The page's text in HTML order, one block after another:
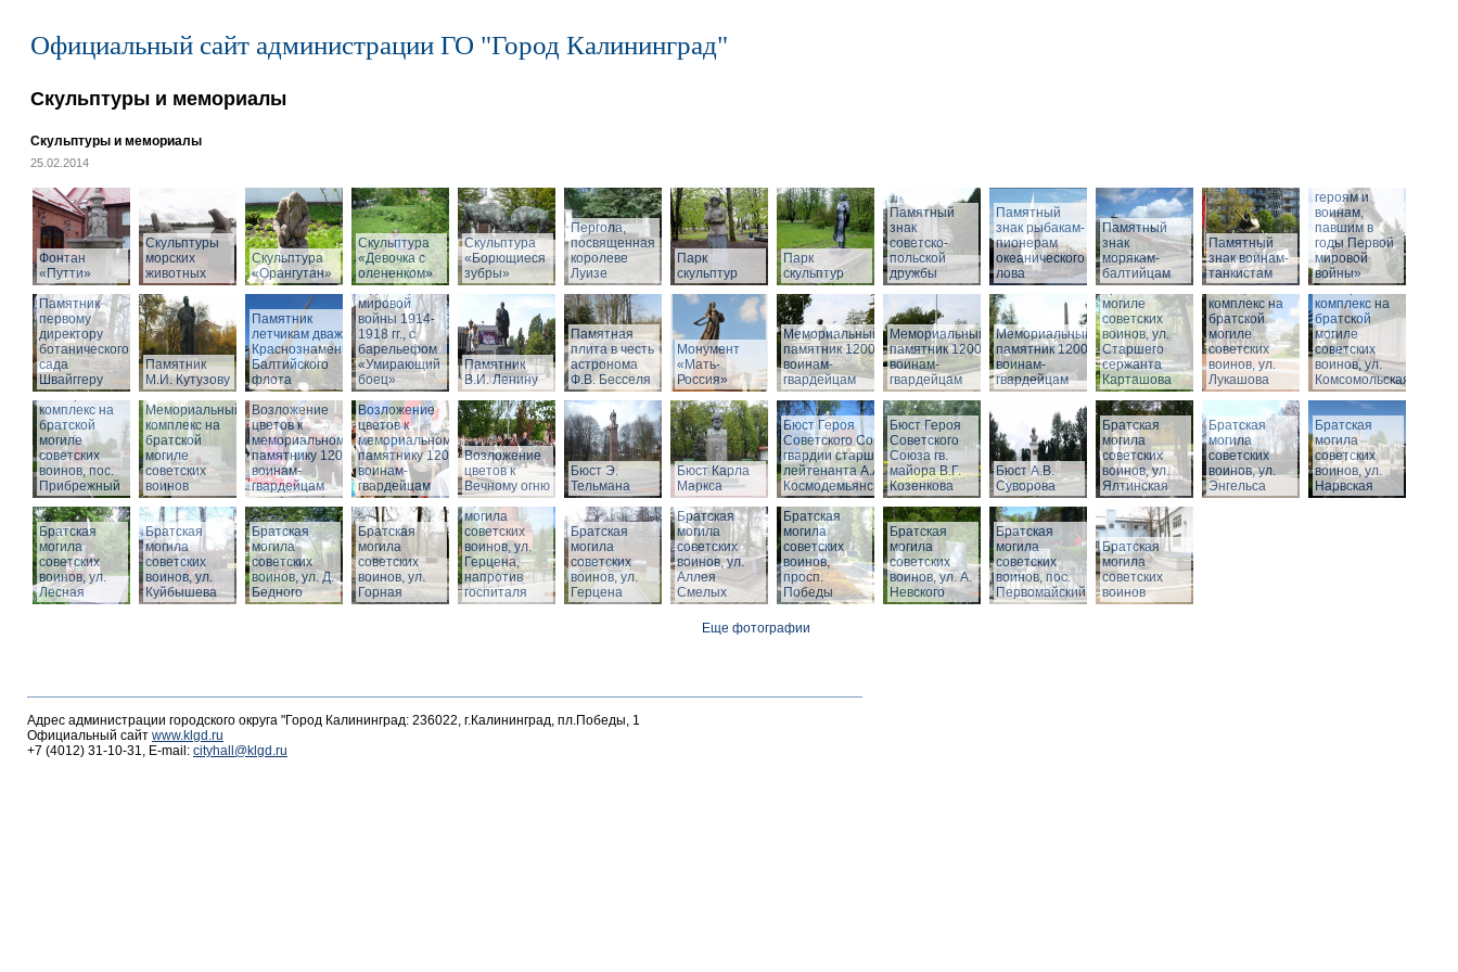
Официальный сайт администрации ГО "Город Калининград"
Скульптуры и мемориалы
Скульптуры и мемориалы
25.02.2014
Фонтан
«Путти»
Скульптуры
морских
животных
Скульптура
«Орангутан»
Скульптура
«Девочка с
олененком»
Скульптура
«Борющиеся
зубры»
Пергола,
посвященная
королеве
Луизе
Парк
скульптур
Парк
скульптур
Памятный
знак
советско-
польской
дружбы
Памятный
знак рыбакам-
пионерам
океанического
лова
Памятный
знак
морякам-
балтийцам
Памятный
знак воинам-
танкистам
героям и
воинам,
павшим в
годы Первой
мировой
войны»
Памятник
первому
директору
ботанического
сада
Швайггеру
Памятник
М.И. Кутузову
Памятник
летчикам дважды
Краснознаменного
Балтийского
флота
Памятник
воинам,
погибшим в
годы Первой
мировой
войны 1914-
1918 гг., с
барельефом
«Умирающий
боец»
Памятник
В.И. Ленину
Памятная
плита в честь
астронома
Ф.В. Бесселя
Монумент
«Мать-
Россия»
Мемориальный
памятник 1200
воинам-
гвардейцам
Мемориальный
памятник 1200
воинам-
гвардейцам
Мемориальный
памятник 1200
воинам-
гвардейцам
Мемориальный
комплекс на
братской
могиле
советских
воинов, ул.
Старшего
сержанта
Карташова
Мемориальный
комплекс на
братской
могиле
советских
воинов, ул.
Лукашова
Мемориальный
комплекс на
братской
могиле
советских
воинов, ул.
Комсомольская
Мемориальный
комплекс на
братской
могиле
советских
воинов, пос.
Прибрежный
Мемориальный
комплекс на
братской
могиле
советских
воинов
Возложение
цветов к
мемориальному
памятнику 1200
воинам-
гвардейцам
Возложение
цветов к
мемориальному
памятнику 1200
воинам-
гвардейцам
Возложение
цветов к
Вечному огню
Бюст Э.
Тельмана
Бюст Карла
Маркса
Бюст Героя
Советского Союза
гвардии старшего
лейтенанта А.А.
Космодемьянского
Бюст Героя
Советского
Союза гв.
майора В.Г.
Козенкова
Бюст А.В.
Суворова
Братская
могила
советских
воинов, ул.
Ялтинская
Братская
могила
советских
воинов, ул.
Энгельса
Братская
могила
советских
воинов, ул.
Нарвская
Братская
могила
советских
воинов, ул.
Лесная
Братская
могила
советских
воинов, ул.
Куйбышева
Братская
могила
советских
воинов, ул. Д.
Бедного
Братская
могила
советских
воинов, ул.
Горная
Братская
могила
советских
воинов, ул.
Герцена,
напротив
госпиталя
Братская
могила
советских
воинов, ул.
Герцена
Братская
могила
советских
воинов, ул.
Аллея
Смелых
Братская
могила
советских
воинов,
просп.
Победы
Братская
могила
советских
воинов, ул. А.
Невского
Братская
могила
советских
воинов, пос.
Первомайский
Братская
могила
советских
воинов
Еще фотографии
Адрес администрации городского округа "Город Калининград: 236022, г.Калининград, пл.Победы, 1
Официальный сайт www.klgd.ru
+7 (4012) 31-10-31, E-mail: cityhall@klgd.ru